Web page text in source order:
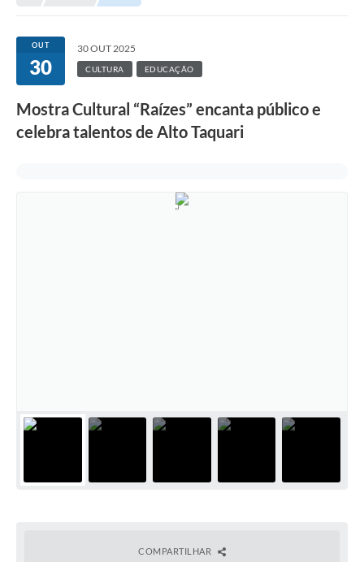
OUT
30
30 OUT 2025
CULTURA EDUCAÇÃO
Mostra Cultural “Raízes” encanta público e
celebra talentos de Alto Taquari
COMPARTILHAR